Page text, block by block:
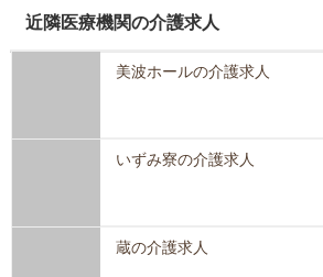
近隣医療機関の介護求人
美波ホールの介護求人
いずみ寮の介護求人
蔵の介護求人